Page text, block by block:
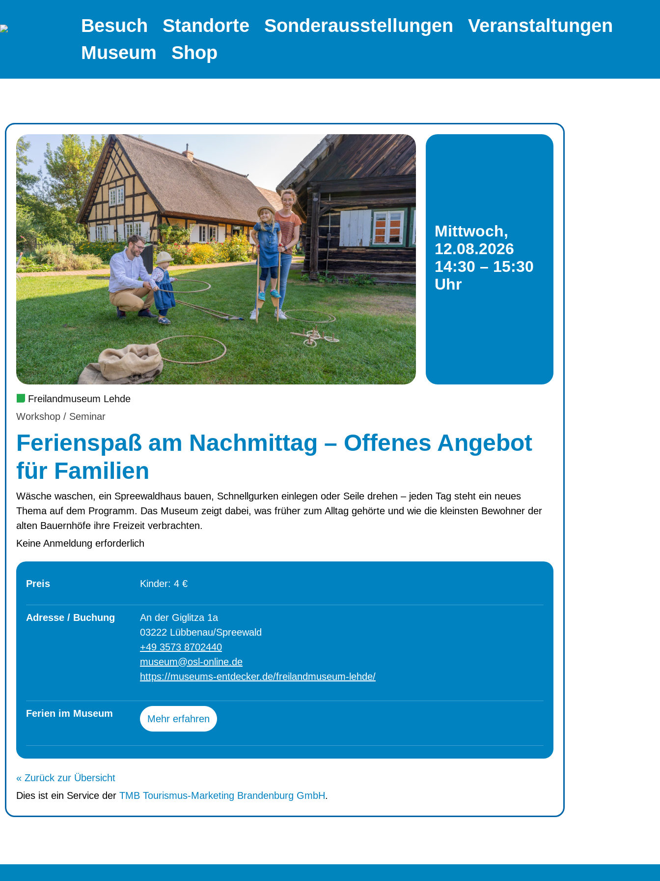
Besuch Standorte Sonderausstellungen
Veranstaltungen
Museum
Shop
Mittwoch,
12.08.2026
14:30 – 15:30
Uhr
Freilandmuseum Lehde
Workshop / Seminar
Ferienspaß am Nachmittag – Offenes Angebot
für Familien
Wäsche waschen, ein Spreewaldhaus bauen, Schnellgurken einlegen oder Seile drehen – jeden Tag steht ein neues
Thema auf dem Programm. Das Museum zeigt dabei, was früher zum Alltag gehörte und wie die kleinsten Bewohner der
alten Bauernhöfe ihre Freizeit verbrachten.
Keine Anmeldung erforderlich
Preis Kinder: 4 €
Adresse / Buchung
An der Giglitza 1a
03222 Lübbenau/Spreewald
+49 3573 8702440
museum@osl-online.de
https://museums-entdecker.de/freilandmuseum-lehde/
Ferien im Museum Mehr erfahren
« Zurück zur Übersicht
Dies ist ein Service der TMB Tourismus-Marketing Brandenburg GmbH.